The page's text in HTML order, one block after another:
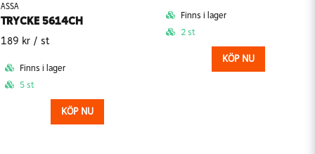
ASSA
TRYCKE 5614CH
189 kr / st
Finns i lager
5 st
KÖP NU
Finns i lager
2 st
KÖP NU